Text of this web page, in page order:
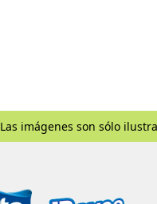
Las imágenes son sólo